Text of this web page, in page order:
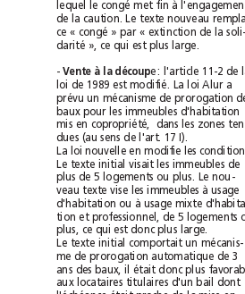
ce « congé » par « extinction de la soli-
darité », ce qui est plus large.
- Vente à la découp
loi de 1989 est modifié. La loi Alur a
baux pour les immeubles d'habitation
dues (au sens de l'art. 17 I).
Le texte initial visait les immeubles de
plus de 5 logements ou plus. Le nou-
veau texte vise les immeubles à usage
plus, ce qui est donc plus large.
Le texte initial comportait un mécanis-
me de prorogation automatique de 3
aux locataires titulaires d'un bail dont